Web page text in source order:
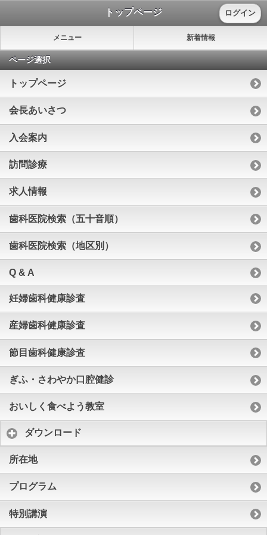
トップページ ログイン
メニュー 新着情報
ページ選択
トップページ
会長あいさつ
入会案内
訪問診療
求人情報
歯科医院検索（五十音順）
歯科医院検索（地区別）
Q & A
妊婦歯科健康診査
産婦歯科健康診査
節目歯科健康診査
ぎふ・さわやか口腔健診
おいしく食べよう教室
ダウンロード
所在地
プログラム
特別講演